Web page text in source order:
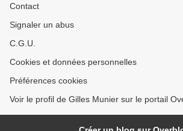
Contact
Signaler un abus
C.G.U.
Cookies et données personnelles
Préférences cookies
Voir le profil de Gilles Munier sur le portail